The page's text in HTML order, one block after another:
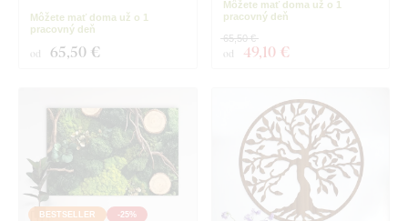
Môžete mať doma už o 1
pracovný deň
od 65,50 €
Môžete mať doma už o 1
pracovný deň
od 49,10 €
65,50 €
BESTSELLER
-25%